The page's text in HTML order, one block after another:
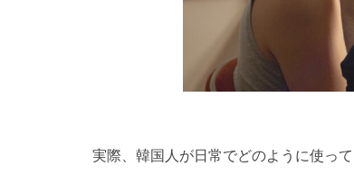
実際、韓国人が日常でどのように使っ